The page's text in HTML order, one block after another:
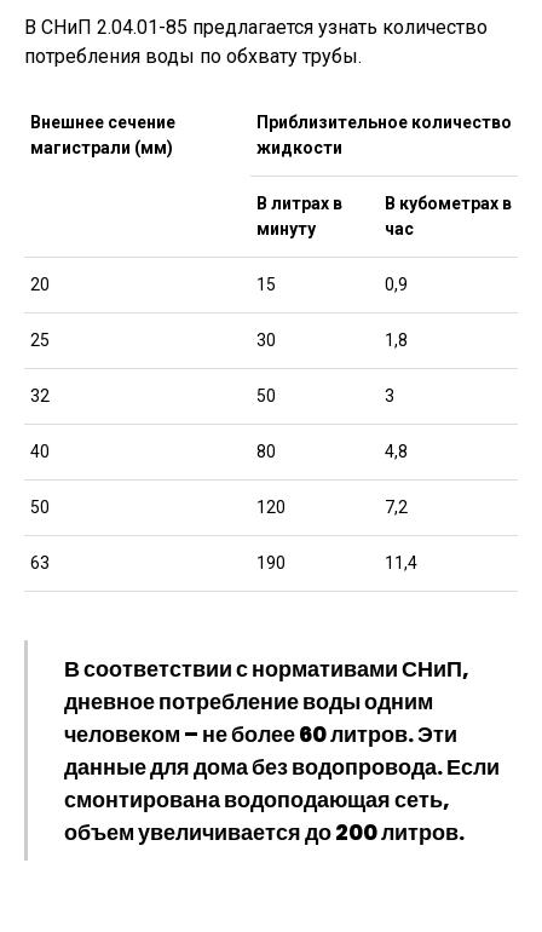
В СНиП 2.04.01-85 предлагается узнать количество
потребления воды по обхвату трубы.
Внешнее сечение
магистрали (мм)
Приблизительное количество
жидкости
В литрах в
минуту
В кубометрах в
час
20 15 0,9
25 30 1,8
32 50 3
40 80 4,8
50 120 7,2
63 190 11,4
В соответствии с нормативами СНиП,
дневное потребление воды одним
человеком – не более 60 литров. Эти
данные для дома без водопровода. Если
смонтирована водоподающая сеть,
объем увеличивается до 200 литров.